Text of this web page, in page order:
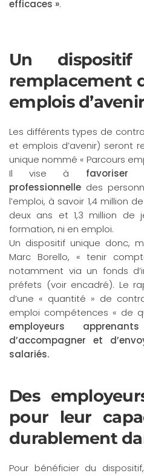
efficaces ».
Un
remplacement
emplois d’avenir
Les différents types de
et emplois d’avenir) seront
unique nommé « Parcours
Il vise à favoriser
professionnelle des
l’emploi, à savoir 1,4 million
deux ans et 1,3 million de
formation, ni en emploi.
Un dispositif unique donc,
Marc Borello, « tenir
notamment via un fonds
préfets (voir encadré). Le
d’une « quantité » de
emploi compétences « de
employeurs
d’accompagner et
salariés.
Des
pour leur
durablement
Pour bénéficier du